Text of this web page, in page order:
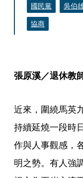
國民黨 吳伯
協商
張原溪／退休教
近來，圍繞馬英
持續延燒一段時
作與人事觀感，
明之勢。有人強